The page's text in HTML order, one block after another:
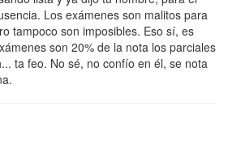
Los exámenes son malitos para
tampoco son imposibles. Eso sí, es
son 20% de la nota los parciales
ta feo. No sé, no confío en él, se nota